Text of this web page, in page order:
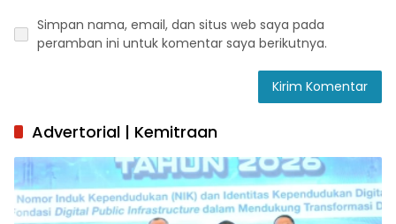
Simpan nama, email, dan situs web saya pada
peramban ini untuk komentar saya berikutnya.
Advertorial | Kemitraan